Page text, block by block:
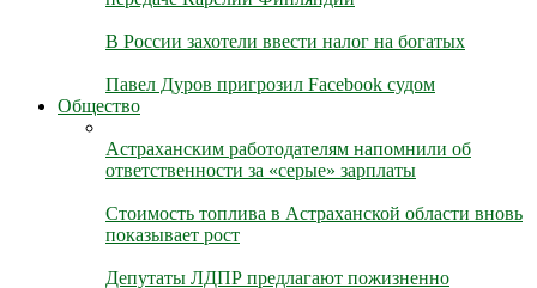
В России захотели ввести налог на богатых
Павел Дуров пригрозил Facebook судом
Общество
Астраханским работодателям напомнили об
ответственности за «серые» зарплаты
Стоимость топлива в Астраханской области вновь
показывает рост
Депутаты ЛДПР предлагают пожизненно